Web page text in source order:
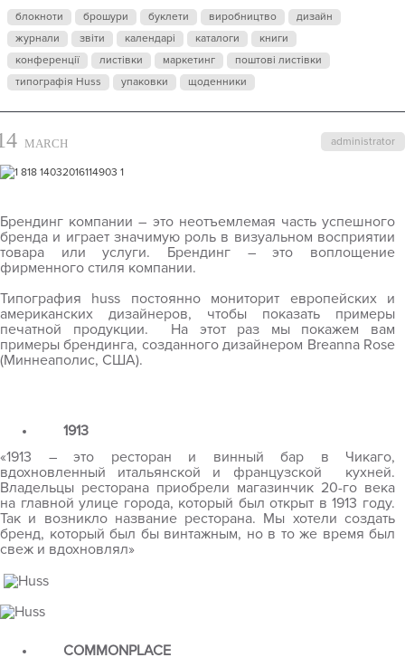
блокноти брошури буклети виробництво
дизайн
журнали
звіти календарі каталоги
книги
конференції
листівки маркетинг
поштові листівки
типографія Huss
упаковки щоденники
administrator
MARCH
Брендинг компании – это неотъемлемая часть успешного
бренда и играет значимую роль в визуальном восприятии
товара или услуги. Брендинг – это воплощение
фирменного стиля компании.
Типография huss постоянно мониторит европейских и
американских дизайнеров, чтобы показать примеры
печатной продукции. На этот раз мы покажем вам
примеры брендинга, созданного дизайнером Breanna Rose
(Миннеаполис, США).
1913
«1913 – это ресторан и винный бар в Чикаго,
вдохновленный итальянской и французской кухней.
Владельцы ресторана приобрели магазинчик 20-го века
на главной улице города, который был открыт в 1913 году.
Так и возникло название ресторана. Мы хотели создать
бренд, который был бы винтажным, но в то же время был
свеж и вдохновлял»
COMMONPLACE